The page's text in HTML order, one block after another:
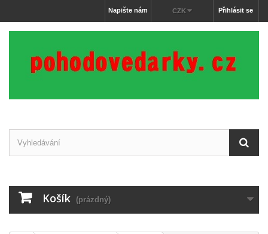
Přihlásit se
CZK
Napište nám
Košík (prázdný)